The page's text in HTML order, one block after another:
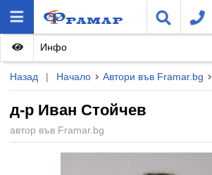
Назад | Начало Автори във Framar.bg
д-р Иван Стойчев
автор във Framar.bg
Инфо